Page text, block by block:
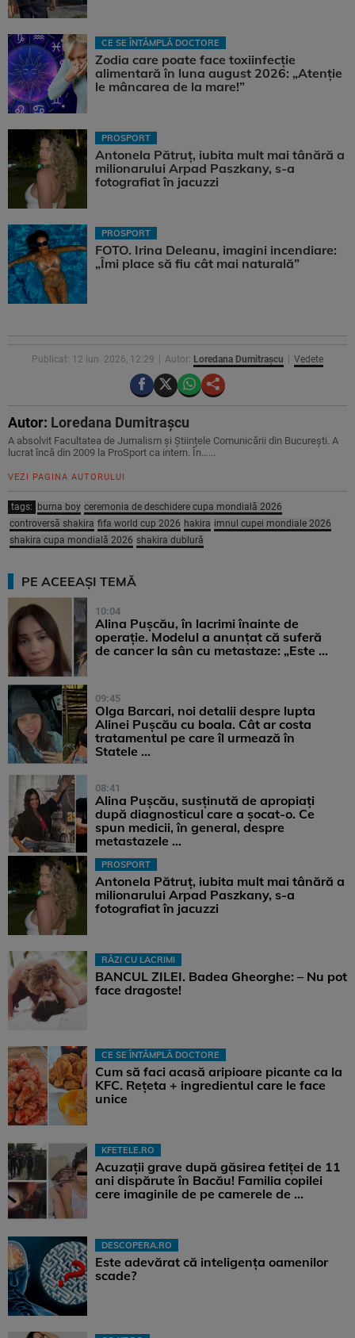
CE SE ÎNTÂMPLĂ DOCTORE
Zodia care poate face toxiinfecție
alimentară în luna august 2026: „Atenție
le mâncarea de la mare!”
PROSPORT
Antonela Pătruț, iubita mult mai tânără a
milionarului Arpad Paszkany, s-a
fotografiat în jacuzzi
PROSPORT
FOTO. Irina Deleanu, imagini incendiare:
„Îmi place să fiu cât mai naturală”
Publicat: 12 iun. 2026, 12:29 Autor: Loredana Dumitrașcu Vedete
Autor: Loredana Dumitrașcu
A absolvit Facultatea de Jurnalism și Științele Comunicării din București. A
lucrat încă din 2009 la ProSport ca intern. În…...
VEZI PAGINA AUTORULUI
tags: burna boy ceremonia de deschidere cupa mondială 2026
controversă shakira fifa world cup 2026 hakira imnul cupei mondiale 2026
shakira cupa mondială 2026 shakira dublură
PE ACEEAȘI TEMĂ
10:04
Alina Pușcău, în lacrimi înainte de
operație. Modelul a anunțat că suferă
de cancer la sân cu metastaze: „Este ...
09:45
Olga Barcari, noi detalii despre lupta
Alinei Pușcău cu boala. Cât ar costa
tratamentul pe care îl urmează în
Statele ...
08:41
Alina Pușcău, susținută de apropiați
după diagnosticul care a șocat-o. Ce
spun medicii, în general, despre
metastazele ...
PROSPORT
Antonela Pătruț, iubita mult mai tânără a
milionarului Arpad Paszkany, s-a
fotografiat în jacuzzi
RÂZI CU LACRIMI
BANCUL ZILEI. Badea Gheorghe: – Nu pot
face dragoste!
CE SE ÎNTÂMPLĂ DOCTORE
Cum să faci acasă aripioare picante ca la
KFC. Rețeta + ingredientul care le face
unice
KFETELE.RO
Acuzații grave după găsirea fetiței de 11
ani dispărute în Bacău! Familia copilei
cere imaginile de pe camerele de ...
DESCOPERA.RO
Este adevărat că inteligența oamenilor
scade?